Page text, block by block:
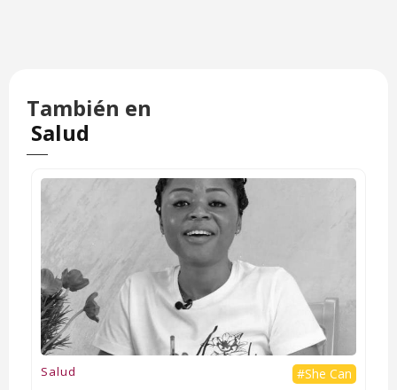
También en
Salud
Salud #She Can